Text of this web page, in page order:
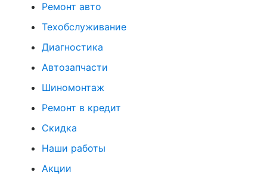
Ремонт авто
Техобслуживание
Диагностика
Автозапчасти
Шиномонтаж
Ремонт в кредит
Скидка
Наши работы
Акции